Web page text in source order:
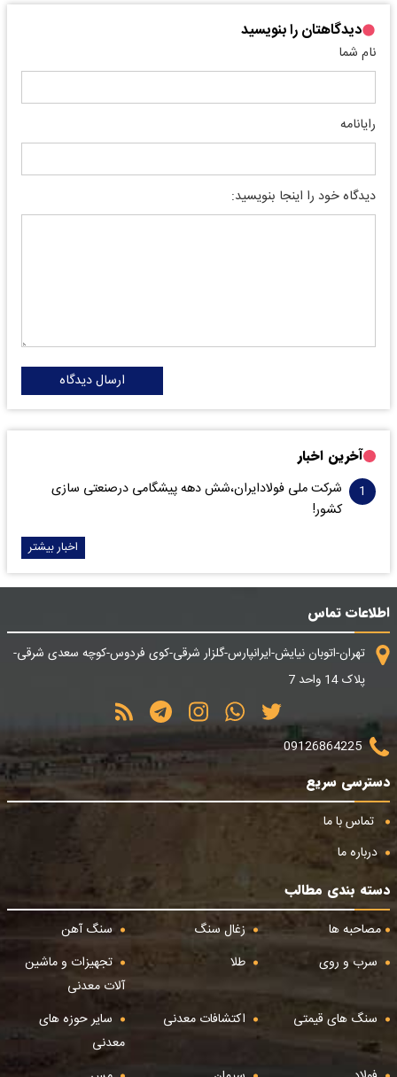
دیدگاهتان را بنویسید
نام شما
رایانامه
دیدگاه خود را اینجا بنویسید:
ارسال دیدگاه
آخرین اخبار
شرکت ملی فولادایران،شش دهه پیشگامی درصنعتی سازی
کشور!
اخبار بیشتر
اطلاعات تماس
تهران-اتوبان نیایش-ایرانپارس-گلزار شرقی-کوی فردوس-کوچه سعدی شرقی-
پلاک 14 واحد 7
09126864225
دسترسی سریع
تماس با ما
درباره ما
دسته بندی مطالب
مصاحبه ها
زغال سنگ
سنگ آهن
سرب و روی
طلا
تجهیزات و ماشین
آلات معدنی
سنگ های قیمتی
اکتشافات معدنی
سایر حوزه های
معدنی